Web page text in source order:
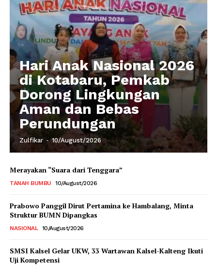
Hari Anak Nasional 2026
di Kotabaru, Pemkab
Dorong Lingkungan
Aman dan Bebas
Perundungan
Zulfikar - 10/August/2026
Merayakan “Suara dari Tenggara”
TANAH BUMBU 10/August/2026
Prabowo Panggil Dirut Pertamina ke Hambalang, Minta
Struktur BUMN Dipangkas
NASIONAL 10/August/2026
SMSI Kalsel Gelar UKW, 33 Wartawan Kalsel-Kalteng Ikuti
Uji Kompetensi